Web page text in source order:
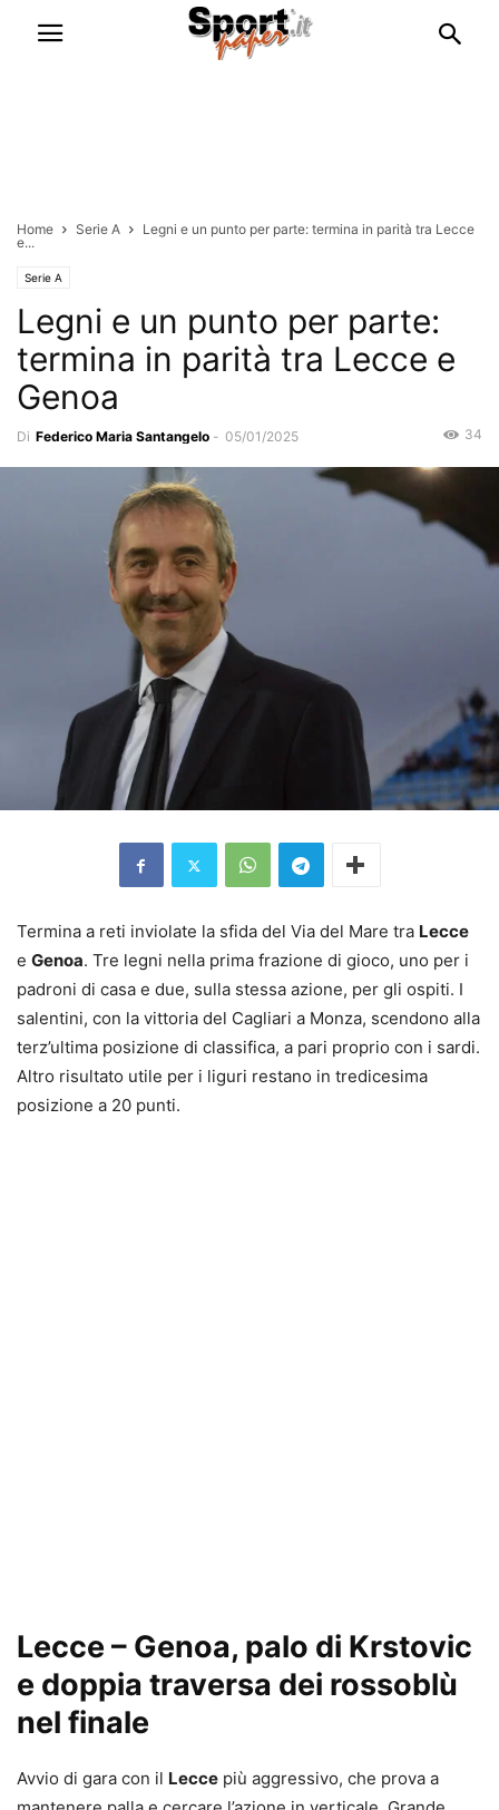
Home Serie A
Legni e un punto per parte: termina in parità tra Lecce
e...
Serie A
Legni e un punto per parte:
termina in parità tra Lecce e
Genoa
Di Federico Maria Santangelo - 05/01/2025 34
Termina a reti inviolate la sfida del Via del Mare tra Lecce
e Genoa. Tre legni nella prima frazione di gioco, uno per i
padroni di casa e due, sulla stessa azione, per gli ospiti. I
salentini, con la vittoria del Cagliari a Monza, scendono alla
terz’ultima posizione di classifica, a pari proprio con i sardi.
Altro risultato utile per i liguri restano in tredicesima
posizione a 20 punti.
Lecce – Genoa, palo di Krstovic
e doppia traversa dei rossoblù
nel finale
Avvio di gara con il Lecce più aggressivo, che prova a